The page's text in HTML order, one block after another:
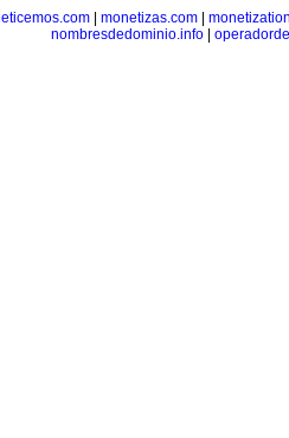
monetizas.com
nombresdedominio.info